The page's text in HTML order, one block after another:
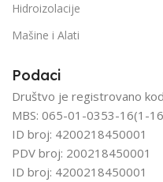
Hidroizolacije
Mašine i Alati
Podaci
Društvo je registrovano
MBS: 065-01-0353-16(1-
ID broj: 4200218450001
PDV broj: 200218450001
ID broj: 4200218450001